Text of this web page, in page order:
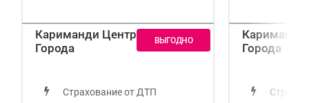
Кариманди Центр
Города
Страхование от ДТП
Кариманди
Города